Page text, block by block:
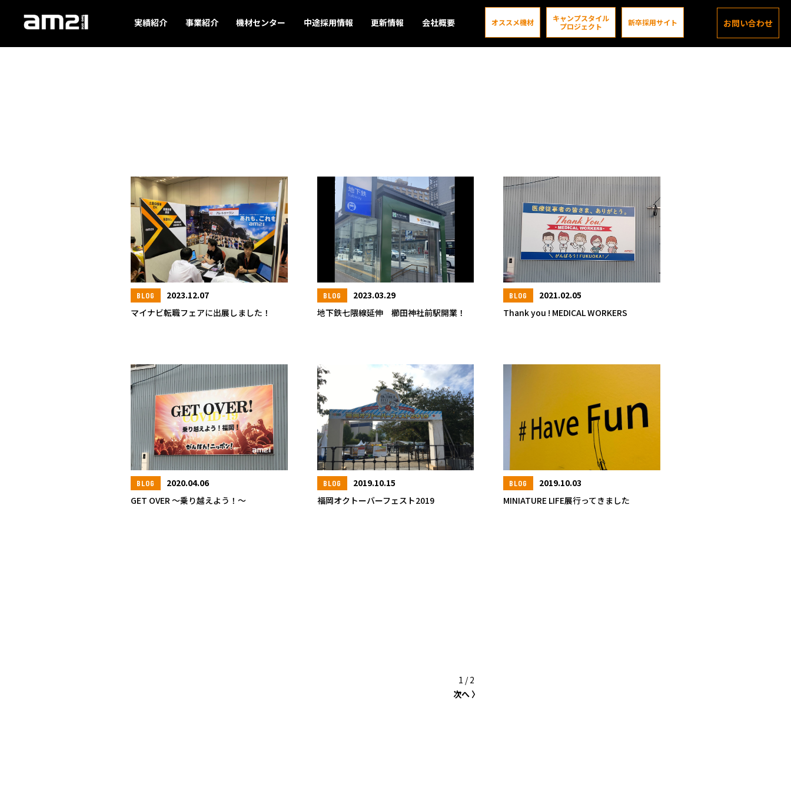
実績紹介 事業紹介 機材センター 中途採用情報 更新情報 会社概要 オススメ機材
キャンプスタイル
プロジェクト
新卒採用サイト お問い合わせ
更新情報
BLOG
2023.12.07
マイナビ転職フェアに出展しました！
BLOG
2023.03.29
地下鉄七隈線延伸 櫛田神社前駅開業！
BLOG
2021.02.05
Thank you ! MEDICAL WORKERS
BLOG
2020.04.06
GET OVER ～乗り越えよう！～
BLOG
2019.10.15
福岡オクトーバーフェスト2019
BLOG
2019.10.03
MINIATURE LIFE展行ってきました
1 / 2
次へ 〉